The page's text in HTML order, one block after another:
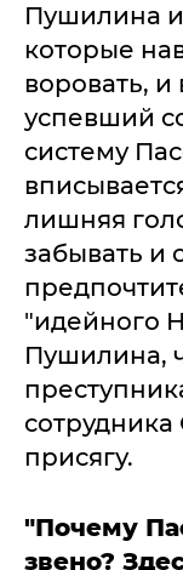
Пушилина
которые
воровать,
успевший
систему
лишняя
забывать и
"идейного
Пушилина,
присягу.
"Почему
звено?